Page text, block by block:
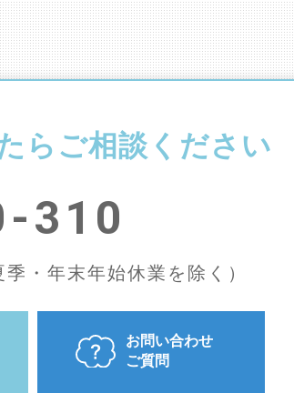
らご相談ください
310
・年末年始休業を除く）
お問い合わせ
ご質問